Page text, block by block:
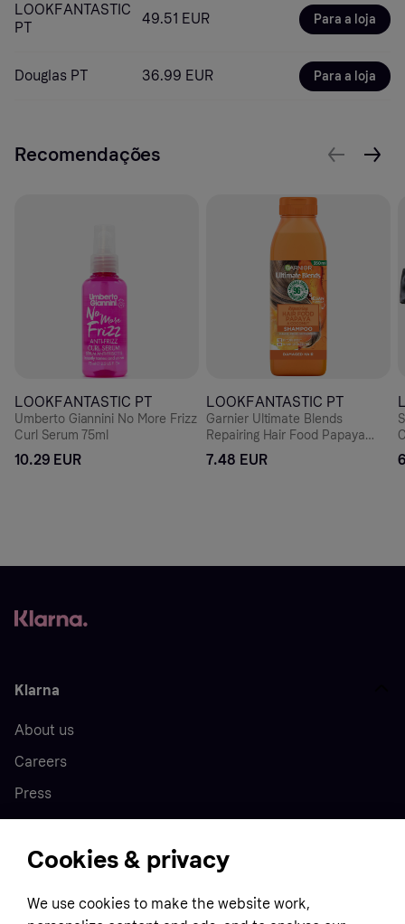
LOOKFANTASTIC
PT
49.51 EUR Para a loja
Douglas PT 36.99 EUR Para a loja
Recomendações
LOOKFANTASTIC PT
Umberto Giannini No More Frizz
Curl Serum 75ml
10.29 EUR
LOOKFANTASTIC PT
Garnier Ultimate Blends
Repairing Hair Food Papaya
Shampoo For Damaged Hair
350ml
7.48 EUR
Klarna
About us
Careers
Press
Home
Customer service
Cookies & privacy
We use cookies to make the website work,